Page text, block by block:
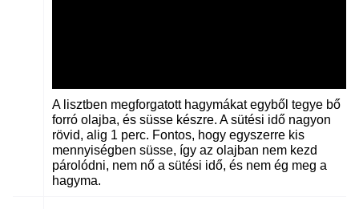
A lisztben megforgatott hagymákat egyből tegye bő
forró olajba, és süsse készre. A sütési idő nagyon
rövid, alig 1 perc. Fontos, hogy egyszerre kis
mennyiségben süsse, így az olajban nem kezd
párolódni, nem nő a sütési idő, és nem ég meg a
hagyma.